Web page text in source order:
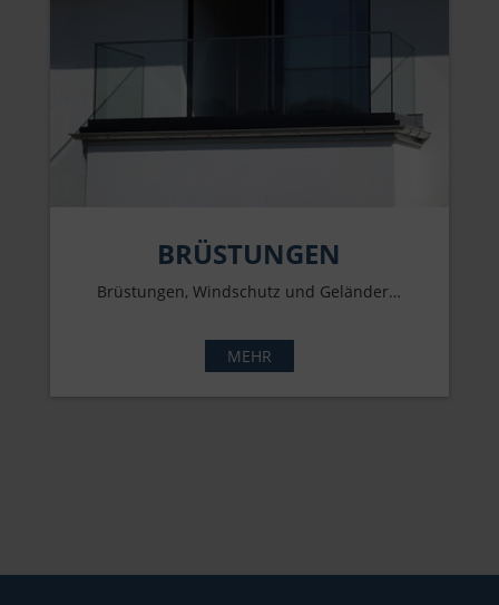
BRÜSTUNGEN
Brüstungen, Windschutz und Geländer…
MEHR